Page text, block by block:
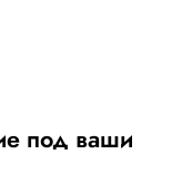
под ваши